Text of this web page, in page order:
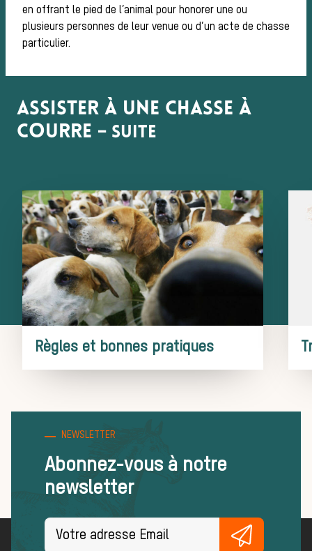
chasse
Déroulement
d’une journée
de chasse
Trouver un
équipage
Règles et
bonnes
en offrant le pied de l’animal pour honorer une ou
plusieurs personnes de leur venue ou d’un acte de chasse
particulier.
Assister à une chasse à
courre – suite
Règles et bonnes pratiques
NEWSLETTER
Abonnez-vous à notre
newsletter